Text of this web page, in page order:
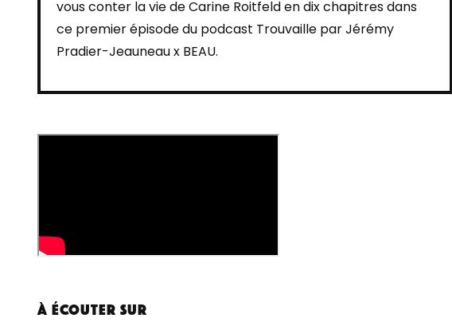
vous conter la vie de Carine Roitfeld en dix chapitres dans
ce premier épisode du podcast Trouvaille par Jérémy
Pradier-Jeauneau x BEAU.
À écouter sur